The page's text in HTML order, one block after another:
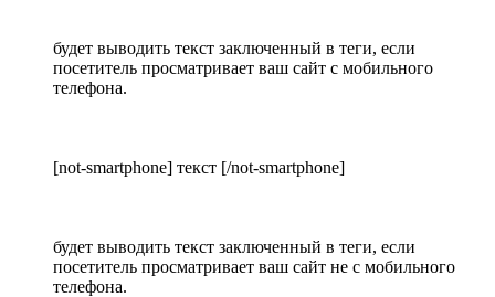
будет выводить текст заключенный в теги, если
посетитель просматривает ваш сайт с мобильного
телефона.
[not-smartphone] текст [/not-smartphone]
будет выводить текст заключенный в теги, если
посетитель просматривает ваш сайт не с мобильного
телефона.